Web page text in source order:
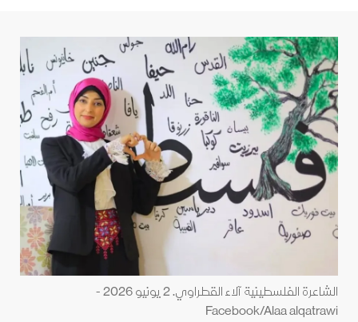
الشاعرة الفلسطينية آلاء القطراوي. 2 يونيو 2026 -
Facebook/Alaa alqatrawi